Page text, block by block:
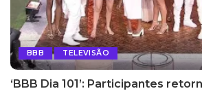
BBB TELEVISÃO
‘BBB Dia 101’: Participantes